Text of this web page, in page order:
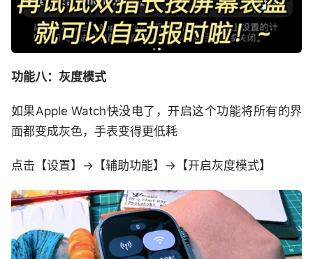
功能八：灰度模式
如果Apple Watch快没电了，开启这个功能将所有的界
面都变成灰色，手表变得更低耗
点击【设置】->【辅助功能】->【开启灰度模式】